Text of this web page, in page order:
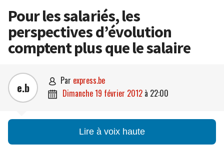
Pour les salariés, les
perspectives d’évolution
comptent plus que le salaire
e.b  par express.be
 dimanche 19 février 2012 à 22:00
Lire à voix haute